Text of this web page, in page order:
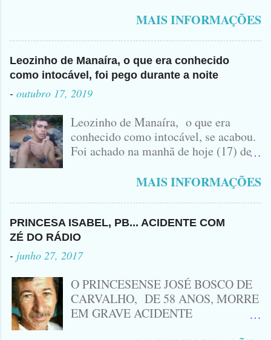
vulgo ( CORRÓ ) falou como tudo aconteceu ...
MAIS INFORMAÇÕES
Leozinho de Manaíra, o que era conhecido
como intocável, foi pego durante a noite
- outubro 17, 2019
Leozinho de Manaíra, o que era
conhecido como intocável, se acabou.
Foi achado na manhã de hoje (17) de
no Sertão da Paraíba, o Lendário
Leozinho . Segundo informações , o
Criminoso Leonardo, 22 anos, foi
atingido com disparo de calibre 12. O
Procurado pela Justiça havia matado
a Namorada dele, Fabrícia Nogueira ,
Peixeira. Ele deu mais de 10 Facadas
na Adolescente.
MAIS INFORMAÇÕES
PRINCESA ISABEL, PB... ACIDENTE COM
ZÉ DO RÁDIO
- junho 27, 2017
O PRINCESENSE JOSÉ BOSCO DE
CARVALHO, DE 58 ANOS, MORRE
EM GRAVE ACIDENTE